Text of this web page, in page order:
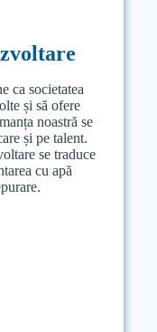
ca societatea
și să ofere
noastră se
și pe talent.
se traduce
cu apă
ca societatea
și să ofere
noastră se
și pe talent.
se traduce
cu apă